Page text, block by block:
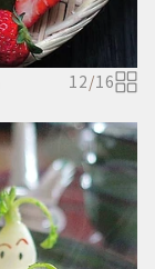
12/16